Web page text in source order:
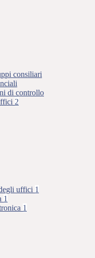
consiliari
di controllo
2
uffici 1
1
1